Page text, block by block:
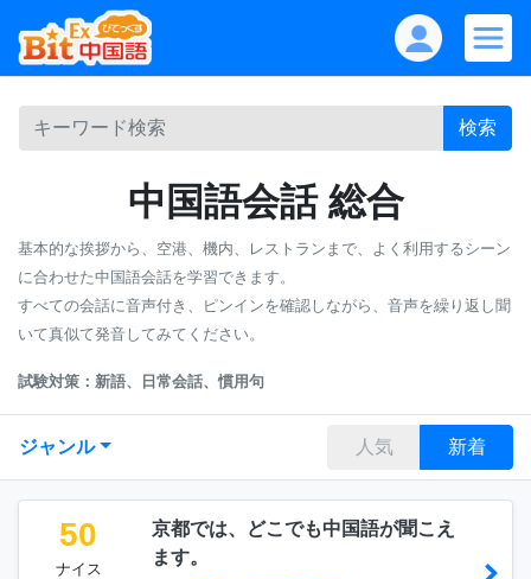
検索
中国語会話 総合
基本的な挨拶から、空港、機内、レストランまで、よく利用するシーン
に合わせた中国語会話を学習できます。
すべての会話に音声付き、ピンインを確認しながら、音声を繰り返し聞
いて真似て発音してみてください。
試験対策：新語、日常会話、慣用句
ジャンル 人気 新着
50
ナイス
京都では、どこでも中国語が聞こえ
ます。